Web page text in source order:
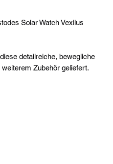
Solar Watch Vexilus
detailreiche, bewegliche
Zubehör geliefert.